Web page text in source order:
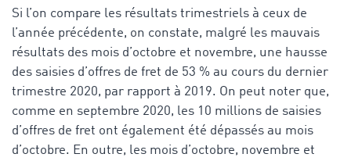
Si l’on compare les résultats trimestriels à ceux de
l’année précédente, on constate, malgré les mauvais
résultats des mois d’octobre et novembre, une hausse
des saisies d’offres de fret de 53 % au cours du dernier
trimestre 2020, par rapport à 2019. On peut noter que,
comme en septembre 2020, les 10 millions de saisies
d’offres de fret ont également été dépassés au mois
d’octobre. En outre, les mois d’octobre, novembre et